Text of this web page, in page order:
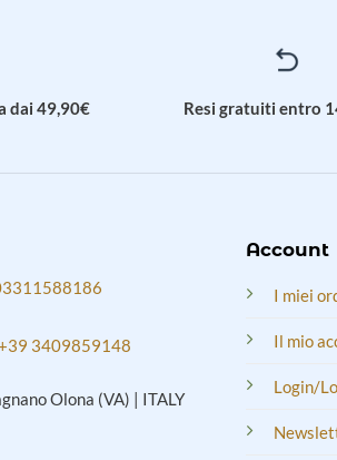
dai 49,90€ Resi gratuiti entro
3409859148
Olona (VA) | ITALY
Account
I miei
Il mio
Login/